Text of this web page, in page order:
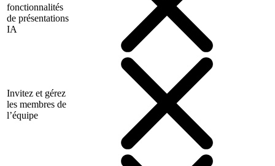
fonctionnalités
de présentations
IA
Invitez et gérez
les membres de
l’équipe